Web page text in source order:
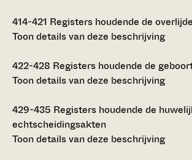
414-421 Registers houdende de
Toon details van deze beschrijving
422-428 Registers houdende de
Toon details van deze beschrijving
429-435 Registers houdende de
echtscheidingsakten
Toon details van deze beschrijving